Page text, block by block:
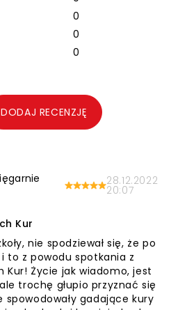
0
0
0
DODAJ RECENZJĘ
28.12.2022
20:07
Kur
nie spodziewał się, że po
to z powodu spotkania z
Kur! Życie jak wiadomo, jest
trochę głupio przyznać się
gadające kury